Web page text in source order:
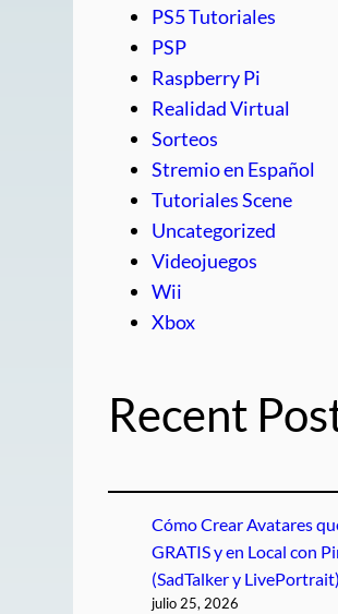
PS5 Tutoriales
PSP
Raspberry Pi
Realidad Virtual
Sorteos
Stremio en Español
Tutoriales Scene
Uncategorized
Videojuegos
Wii
Xbox
Recent
Cómo Crear Avatares
GRATIS y en Local con
(SadTalker y LivePortrait)
julio 25, 2026